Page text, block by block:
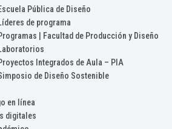
Pública de Diseño
de programa
| Facultad de Producción y Diseño
Integrados de Aula – PIA
de Diseño Sostenible
en línea
digitales